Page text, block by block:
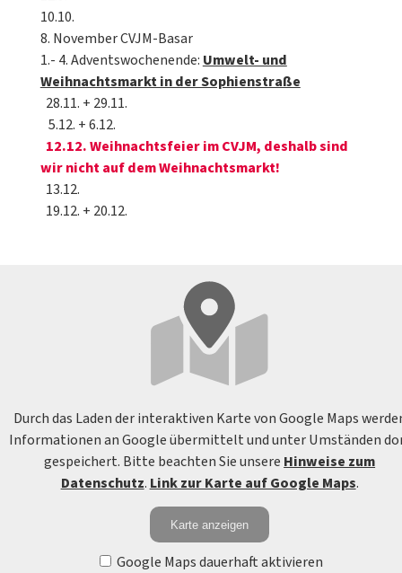
10.10.
8. November CVJM-Basar
1.- 4. Adventswochenende: Umwelt- und
Weihnachtsmarkt in der Sophienstraße
28.11. + 29.11.
5.12. + 6.12.
12.12. Weihnachtsfeier im CVJM, deshalb sind
wir nicht auf dem Weihnachtsmarkt!
13.12.
19.12. + 20.12.
Durch das Laden der interaktiven Karte von Google Maps
Informationen an Google übermittelt und unter Umständen
gespeichert. Bitte beachten Sie unsere Hinweise zum
Datenschutz. Link zur Karte auf Google Maps.
Karte anzeigen
Google Maps dauerhaft aktivieren